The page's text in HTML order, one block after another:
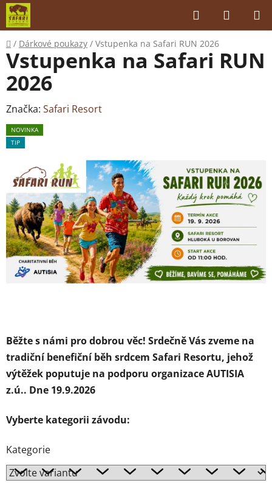
Přejít
na
obsah
Hledat
KOŠÍK
Domů
/ Dárkové poukazy / Vstupenka na Safari RUN 2026
Běžte s námi pro dobrou věc! Srdečně Vás zveme na
tradiční benefiční běh srdcem Safari Resortu, jehož
výtěžek poputuje na podporu organizace AUTISIA
z.ú.. Dne 19.9.2026
Vyberte kategorii závodu:
Kategorie
Vstupenka na Safari RUN
2026
Značka: Safari Resort
NOVINKA
TIP